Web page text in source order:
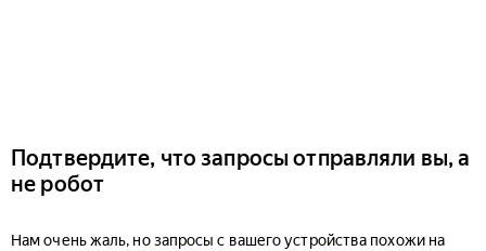
Подтвердите, что запросы отправляли вы, а
не робот
Нам очень жаль, но запросы с вашего устройства похожи на